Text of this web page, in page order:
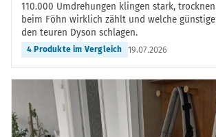
110.000 Umdrehungen klingen stark,
beim Föhn wirklich zählt und welche
den teuren Dyson schlagen.
4 Produkte im Vergleich 19.07.2026